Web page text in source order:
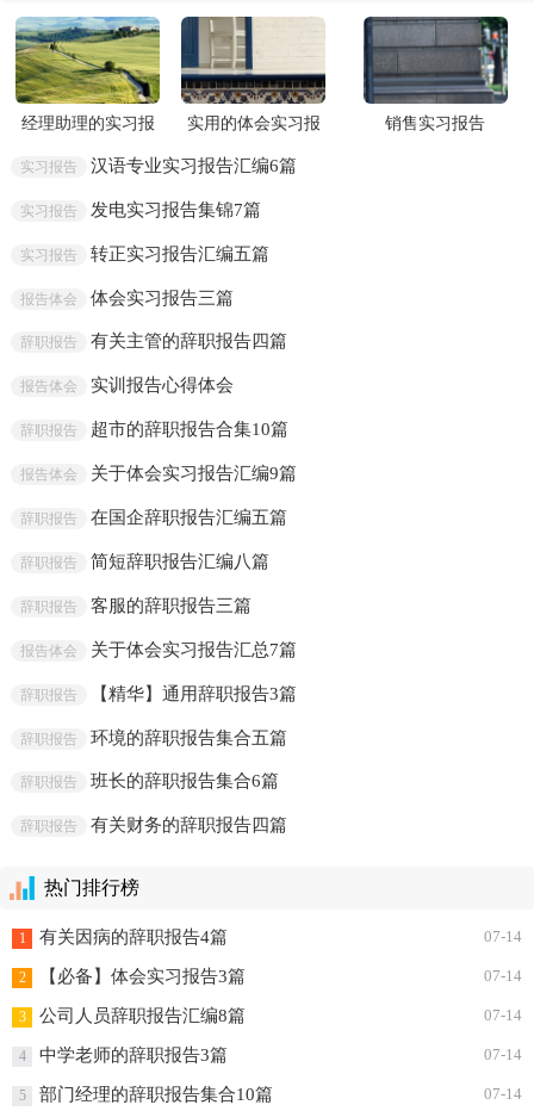
经理助理的实习报
实用的体会实习报
销售实习报告
实习报告 汉语专业实习报告汇编6篇
实习报告 发电实习报告集锦7篇
实习报告 转正实习报告汇编五篇
报告体会 体会实习报告三篇
辞职报告 有关主管的辞职报告四篇
报告体会 实训报告心得体会
辞职报告 超市的辞职报告合集10篇
报告体会 关于体会实习报告汇编9篇
辞职报告 在国企辞职报告汇编五篇
辞职报告 简短辞职报告汇编八篇
辞职报告 客服的辞职报告三篇
报告体会 关于体会实习报告汇总7篇
辞职报告 【精华】通用辞职报告3篇
辞职报告 环境的辞职报告集合五篇
辞职报告 班长的辞职报告集合6篇
辞职报告 有关财务的辞职报告四篇
热门排行榜
1 07-14
有关因病的辞职报告4篇
2 07-14
【必备】体会实习报告3篇
3 07-14
公司人员辞职报告汇编8篇
4 07-14
中学老师的辞职报告3篇
5 07-14
部门经理的辞职报告集合10篇